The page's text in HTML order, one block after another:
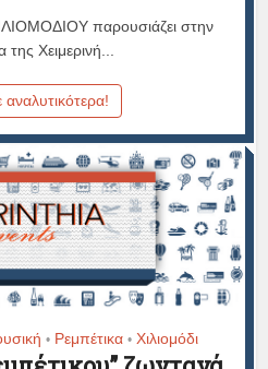
παρουσιάζει στην
της Χειμερινή...
αναλυτικότερα!
• Ρεμπέτικα • Χιλιομόδι